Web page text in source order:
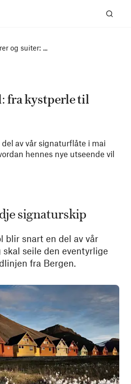
og suiter: ...
fra kystperle til
av vår signaturflåte i mai
hennes nye utseende vil
signaturskip
blir snart en del av vår
seile den eventyrlige
fra Bergen.